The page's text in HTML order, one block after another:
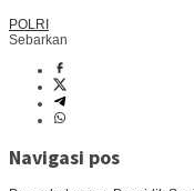
POLRI
Sebarkan
Navigasi pos